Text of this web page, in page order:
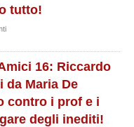
tutto!
16: Riccardo
da Maria De
contro i prof e i
degli inediti!